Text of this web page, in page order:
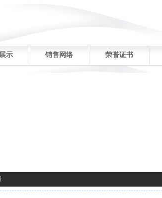
示 销售网络 荣誉证书